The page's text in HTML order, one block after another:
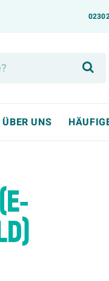
ÜBER UNS